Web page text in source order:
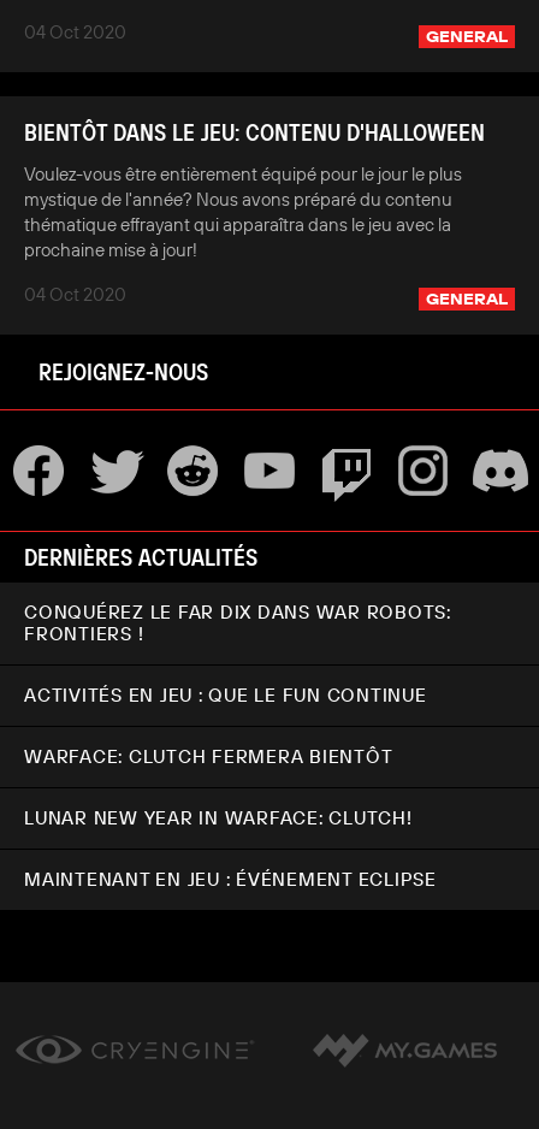
04 Oct 2020
GENERAL
BIENTÔT DANS LE JEU: CONTENU D'HALLOWEEN
Voulez-vous être entièrement équipé pour le jour le plus
mystique de l'année? Nous avons préparé du contenu
thématique effrayant qui apparaîtra dans le jeu avec la
prochaine mise à jour!
04 Oct 2020
GENERAL
REJOIGNEZ-NOUS
DERNIÈRES ACTUALITÉS
CONQUÉREZ LE FAR DIX DANS WAR ROBOTS:
FRONTIERS !
ACTIVITÉS EN JEU : QUE LE FUN CONTINUE
WARFACE: CLUTCH FERMERA BIENTÔT
LUNAR NEW YEAR IN WARFACE: CLUTCH!
MAINTENANT EN JEU : ÉVÉNEMENT ECLIPSE